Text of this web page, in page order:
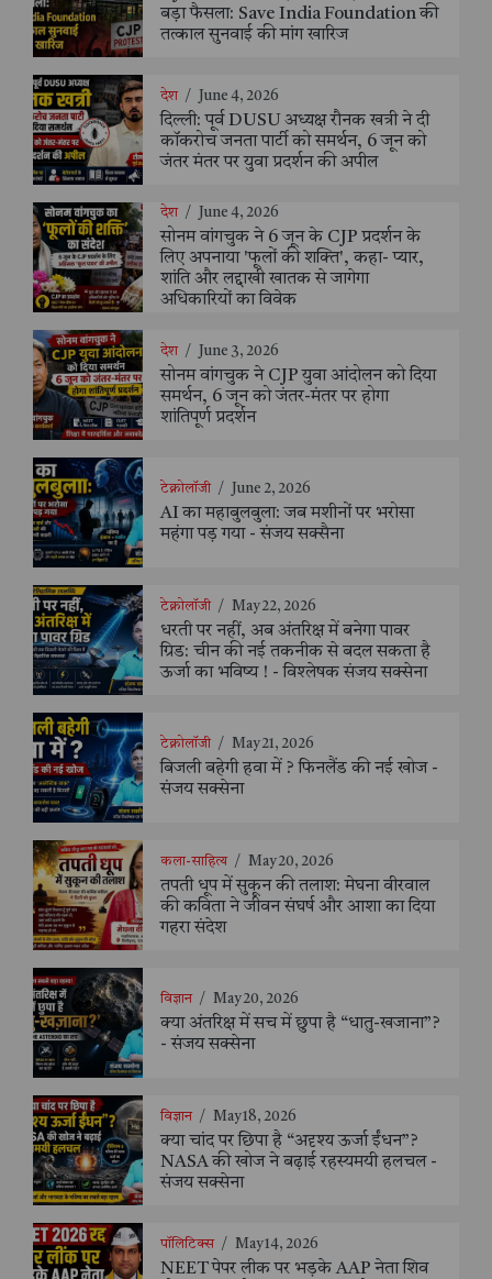
बड़ा फैसला: Save India Foundation की
तत्काल सुनवाई की मांग खारिज
देश / June 4, 2026
दिल्ली: पूर्व DUSU अध्यक्ष रौनक खत्री ने दी
कॉकरोच जनता पार्टी को समर्थन, 6 जून को
जंतर मंतर पर युवा प्रदर्शन की अपील
देश / June 4, 2026
सोनम वांगचुक ने 6 जून के CJP प्रदर्शन के
लिए अपनाया 'फूलों की शक्ति', कहा- प्यार,
शांति और लद्दाखी खातक से जागेगा
अधिकारियों का विवेक
देश / June 3, 2026
सोनम वांगचुक ने CJP युवा आंदोलन को दिया
समर्थन, 6 जून को जंतर-मंतर पर होगा
शांतिपूर्ण प्रदर्शन
टेक्नोलॉजी / June 2, 2026
AI का महाबुलबुला: जब मशीनों पर भरोसा
महंगा पड़ गया - संजय सक्सैना
टेक्नोलॉजी / May 22, 2026
धरती पर नहीं, अब अंतरिक्ष में बनेगा पावर
ग्रिड: चीन की नई तकनीक से बदल सकता है
ऊर्जा का भविष्य ! - विश्लेषक संजय सक्सेना
टेक्नोलॉजी / May 21, 2026
बिजली बहेगी हवा में ? फिनलैंड की नई खोज -
संजय सक्सेना
कला-साहित्य / May 20, 2026
तपती धूप में सुकून की तलाश: मेघना वीरवाल
की कविता ने जीवन संघर्ष और आशा का दिया
गहरा संदेश
विज्ञान / May 20, 2026
क्या अंतरिक्ष में सच में छुपा है “धातु-खजाना”?
- संजय सक्सेना
विज्ञान / May 18, 2026
क्या चांद पर छिपा है “अदृश्य ऊर्जा ईंधन”?
NASA की खोज ने बढ़ाई रहस्यमयी हलचल -
संजय सक्सेना
पॉलिटिक्स / May 14, 2026
NEET पेपर लीक पर भड़के AAP नेता शिव